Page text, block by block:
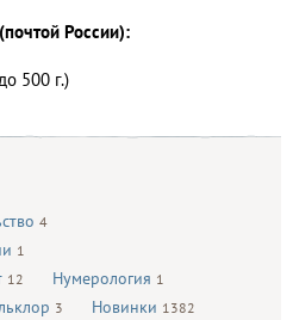
4
1
12 Нумерология 1
3 Новинки 1382
России):
500 г.)